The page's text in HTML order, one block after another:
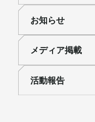
お知らせ
メディア掲載
活動報告